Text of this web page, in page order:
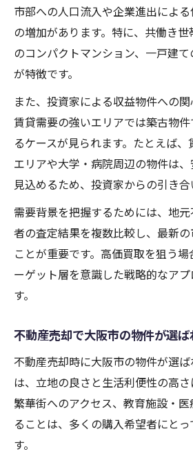
市部への人口流入や企業進出によ
の増加があります。特に、共働き
のコンパクトマンション、一戸建
が特徴です。
また、投資家による収益物件への関
賃貸需要の強いエリアでは築古物
るケースが見られます。たとえば
エリアや大学・病院周辺の物件は
見込めるため、投資家からの引き合
需要背景を把握するためには、地
者の査定結果を複数比較し、最新
ことが重要です。高価買取を狙う
ーゲット層を意識した戦略的なア
す。
不動産売却で大阪市の物件が選
不動産売却時に大阪市の物件が選
は、立地の良さと生活利便性の高
繁華街へのアクセス、教育施設・
ることは、多くの購入希望者にと
す。